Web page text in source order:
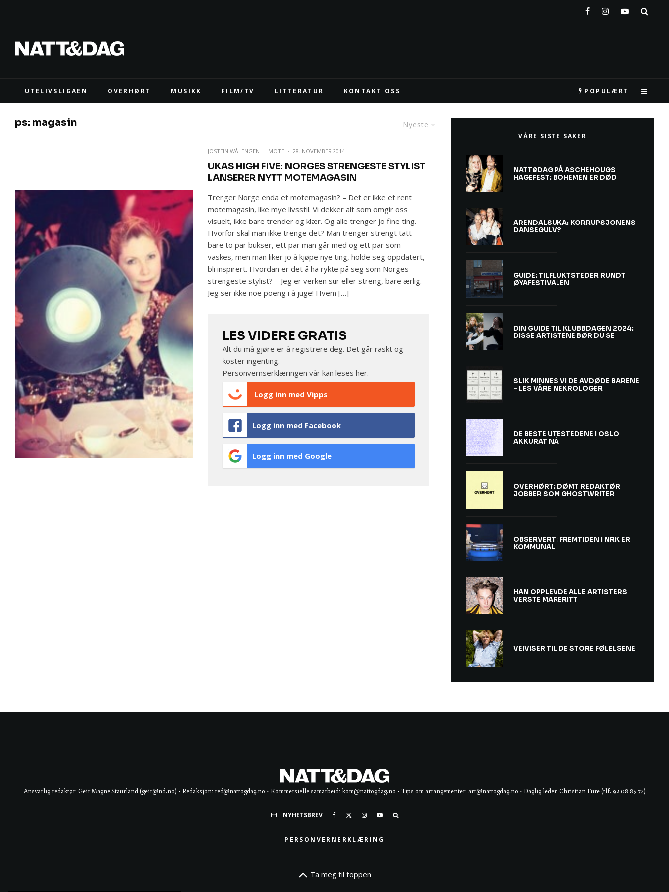
UTELIVSLIGAEN OVERHØRT MUSIKK FILM/TV LITTERATUR KONTAKT OSS POPULÆRT
Nyeste
ps: magasin
JOSTEIN WÅLENGEN · MOTE · 28. NOVEMBER 2014
UKAS HIGH FIVE: NORGES STRENGESTE STYLIST
LANSERER NYTT MOTEMAGASIN
Trenger Norge enda et motemagasin? – Det er ikke et rent
motemagasin, like mye livsstil. Vi dekker alt som omgir oss
visuelt, ikke bare trender og klær. Og alle trenger jo fine ting.
Hvorfor skal man ikke trenge det? Man trenger strengt tatt
bare to par bukser, ett par man går med og ett par som
vaskes, men man liker jo å kjøpe nye ting, holde seg oppdatert,
bli inspirert. Hvordan er det å ha rykte på seg som Norges
strengeste stylist? – Jeg er verken sur eller streng, bare ærlig.
Jeg ser ikke noe poeng i å juge! Hvem […]
LES VIDERE GRATIS
Alt du må gjøre er å registrere deg. Det går raskt og
koster ingenting.
Personvernserklæringen vår kan lesesher.
Logg inn med Vipps
Logg inn med Facebook
Logg inn med Google
VÅRE SISTE SAKER
NATT&DAG PÅ ASCHEHOUGS
HAGEFEST: BOHEMEN ER DØD
ARENDALSUKA: KORRUPSJONENS
DANSEGULV?
GUIDE: TILFLUKTSTEDER RUNDT
ØYAFESTIVALEN
DIN GUIDE TIL KLUBBDAGEN 2024:
DISSE ARTISTENE BØR DU SE
SLIK MINNES VI DE AVDØDE BARENE
– LES VÅRE NEKROLOGER
DE BESTE UTESTEDENE I OSLO
AKKURAT NÅ
OVERHØRT: DØMT REDAKTØR
JOBBER SOM GHOSTWRITER
OBSERVERT: FREMTIDEN I NRK ER
KOMMUNAL
HAN OPPLEVDE ALLE ARTISTERS
VERSTE MARERITT
VEIVISER TIL DE STORE FØLELSENE
Ansvarlig redaktør: Geir Magne Staurland (geir@nd.no) • Redaksjon: red@nattogdag.no • Kommersielle samarbeid: kom@nattogdag.no • Tips om arrangementer: arr@nattogdag.no • Daglig leder: Christian Fure (tlf. 92 08 85 72)
NYHETSBREV
PERSONVERNERKLÆRING
Ta meg til toppen